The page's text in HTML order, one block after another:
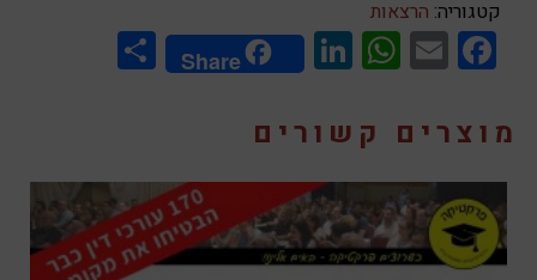
קטגוריה: הרצאות
Facebook
Email
WhatsApp
LinkedIn
Share
מוצרים קשורים